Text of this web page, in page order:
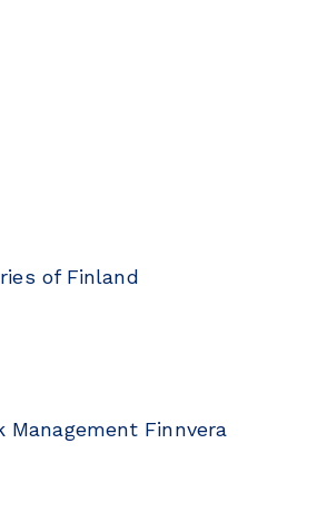
of Finland
Management Finnvera